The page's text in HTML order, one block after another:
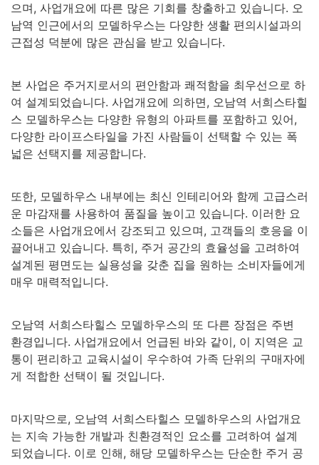
으며, 사업개요에 따른 많은 기회를 창출하고 있습니다. 오
남역 인근에서의 모델하우스는 다양한 생활 편의시설과의
근접성 덕분에 많은 관심을 받고 있습니다.
본 사업은 주거지로서의 편안함과 쾌적함을 최우선으로 하
여 설계되었습니다. 사업개요에 의하면, 오남역 서희스타힐
스 모델하우스는 다양한 유형의 아파트를 포함하고 있어,
다양한 라이프스타일을 가진 사람들이 선택할 수 있는 폭
넓은 선택지를 제공합니다.
또한, 모델하우스 내부에는 최신 인테리어와 함께 고급스러
운 마감재를 사용하여 품질을 높이고 있습니다. 이러한 요
소들은 사업개요에서 강조되고 있으며, 고객들의 호응을 이
끌어내고 있습니다. 특히, 주거 공간의 효율성을 고려하여
설계된 평면도는 실용성을 갖춘 집을 원하는 소비자들에게
매우 매력적입니다.
오남역 서희스타힐스 모델하우스의 또 다른 장점은 주변
환경입니다. 사업개요에서 언급된 바와 같이, 이 지역은 교
통이 편리하고 교육시설이 우수하여 가족 단위의 구매자에
게 적합한 선택이 될 것입니다.
마지막으로, 오남역 서희스타힐스 모델하우스의 사업개요
는 지속 가능한 개발과 친환경적인 요소를 고려하여 설계
되었습니다. 이로 인해, 해당 모델하우스는 단순한 주거 공